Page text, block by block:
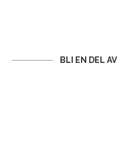
BLI EN DEL